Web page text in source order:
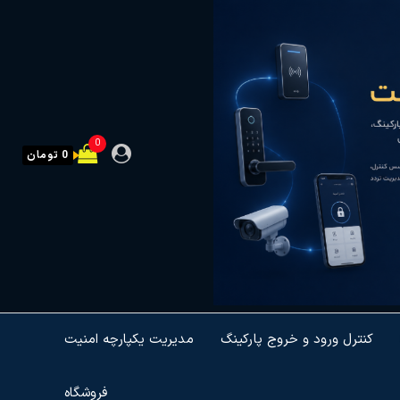
0
0 تومان
مدیریت یکپارچه امنیت کنترل ورود و خروج پارکینگ
فروشگاه